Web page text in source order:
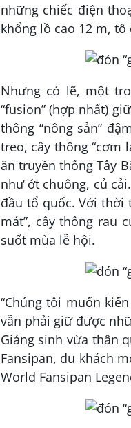
những chiếc điện
khổng lồ cao 12 m,
Nhưng có lẽ, một
“fusion” (hợp nhất)
thông “nông sản”
treo, cây thông “cơm
ăn truyền thống Tây
như ớt chuông, củ
đầu tổ quốc. Với thời
mát”, cây thông rau
suốt mùa lễ hội.
“Chúng tôi muốn
vẫn phải giữ được
Giáng sinh vừa thân
Fansipan, du khách
World Fansipan